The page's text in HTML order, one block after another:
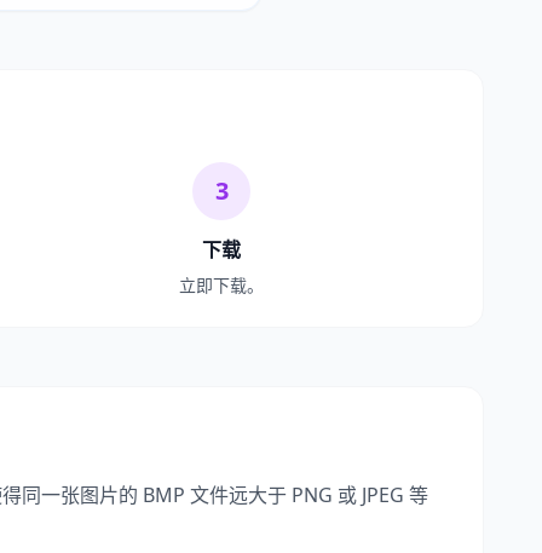
3
下载
立即下载。
一张图片的 BMP 文件远大于 PNG 或 JPEG 等